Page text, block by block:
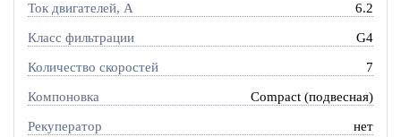
Ток двигателей, А 6.2
Класс фильтрации G4
Количество скоростей 7
Компоновка Compact (подвесная)
Рекуператор нет